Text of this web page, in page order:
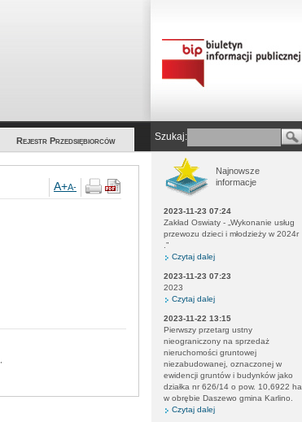
Rejestr Przedsiębiorców Szukaj:
A+A-
,
Najnowsze
informacje
2023-11-23 07:24
Zakład Oswiaty - „Wykonanie usług
przewozu dzieci i młodzieży w 2024r
.”
Czytaj dalej
2023-11-23 07:23
2023
Czytaj dalej
2023-11-22 13:15
Pierwszy przetarg ustny
nieograniczony na sprzedaż
nieruchomości gruntowej
niezabudowanej, oznaczonej w
ewidencji gruntów i budynków jako
działka nr 626/14 o pow. 10,6922 ha
w obrębie Daszewo gmina Karlino.
Czytaj dalej